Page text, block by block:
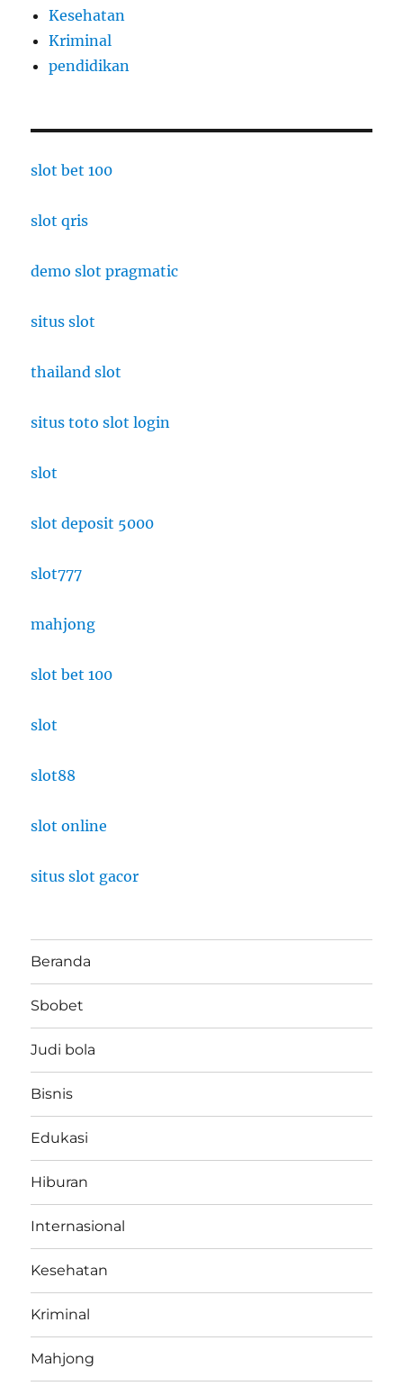
Kesehatan
Kriminal
pendidikan
slot bet 100
slot qris
demo slot pragmatic
situs slot
thailand slot
situs toto slot login
slot
slot deposit 5000
slot777
mahjong
slot bet 100
slot
slot88
slot online
situs slot gacor
Beranda
Sbobet
Judi bola
Bisnis
Edukasi
Hiburan
Internasional
Kesehatan
Kriminal
Mahjong